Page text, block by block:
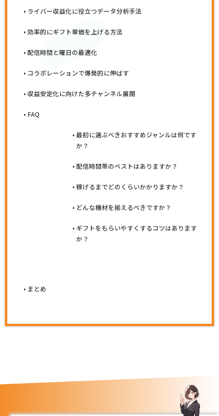
ライバー収益化に役立つデータ分析手法
効率的にギフト単価を上げる方法
配信時間と曜日の最適化
コラボレーションで爆発的に伸ばす
収益安定化に向けた多チャンネル展開
FAQ
最初に選ぶべきおすすめジャンルは何です
か？
配信時間帯のベストはありますか？
稼げるまでどのくらいかかりますか？
どんな機材を揃えるべきですか？
ギフトをもらいやすくするコツはあります
か？
まとめ